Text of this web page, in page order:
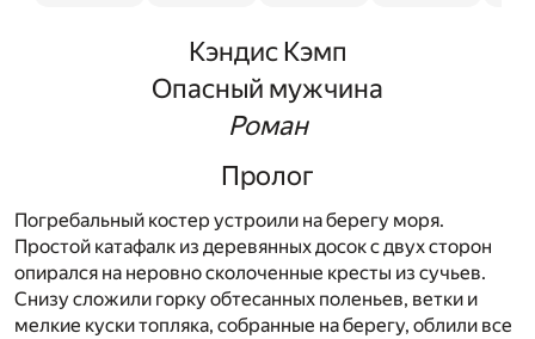
Кэндис Кэмп
Опасный мужчина
Роман
Пролог
Погребальный костер устроили на берегу моря.
Простой катафалк из деревянных досок с двух сторон
опирался на неровно сколоченные кресты из сучьев.
Снизу сложили горку обтесанных поленьев, ветки и
мелкие куски топляка, собранные на берегу, облили все